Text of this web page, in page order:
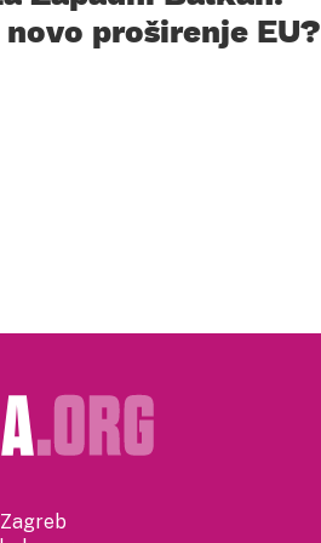
proširenje EU?